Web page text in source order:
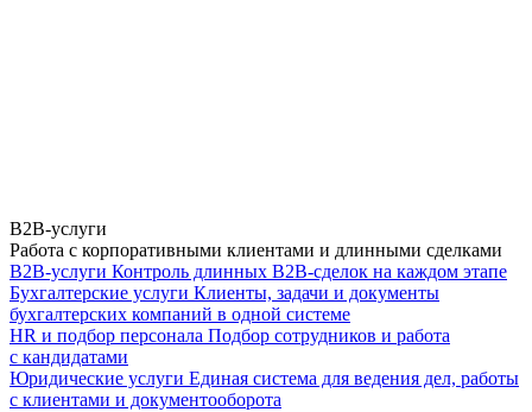
B2B-услуги
Работа с корпоративными клиентами и длинными сделками
B2B-услуги Контроль длинных B2B-сделок на каждом этапе
Бухгалтерские услуги Клиенты, задачи и документы
бухгалтерских компаний в одной системе
HR и подбор персонала Подбор сотрудников и работа
с кандидатами
Юридические услуги Единая система для ведения дел, работы
с клиентами и документооборота